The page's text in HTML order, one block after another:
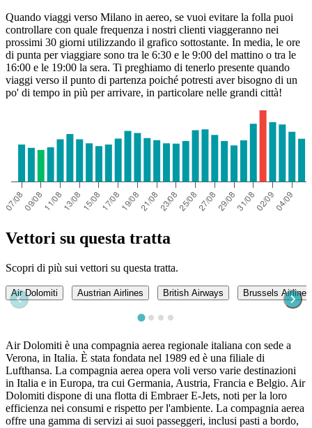
Quando viaggi verso Milano in aereo, se vuoi evitare la folla puoi
controllare con quale frequenza i nostri clienti viaggeranno nei
prossimi 30 giorni utilizzando il grafico sottostante. In media, le ore
di punta per viaggiare sono tra le 6:30 e le 9:00 del mattino o tra le
16:00 e le 19:00 la sera. Ti preghiamo di tenerlo presente quando
viaggi verso il punto di partenza poiché potresti aver bisogno di un
po' di tempo in più per arrivare, in particolare nelle grandi città!
Vettori su questa tratta
Scopri di più sui vettori su questa tratta.
Air Dolomiti Austrian Airlines British Airways Brussels Airlines
Air Dolomiti è una compagnia aerea regionale italiana con sede a
Verona, in Italia. È stata fondata nel 1989 ed è una filiale di
Lufthansa. La compagnia aerea opera voli verso varie destinazioni
in Italia e in Europa, tra cui Germania, Austria, Francia e Belgio. Air
Dolomiti dispone di una flotta di Embraer E-Jets, noti per la loro
efficienza nei consumi e rispetto per l'ambiente. La compagnia aerea
offre una gamma di servizi ai suoi passeggeri, inclusi pasti a bordo,